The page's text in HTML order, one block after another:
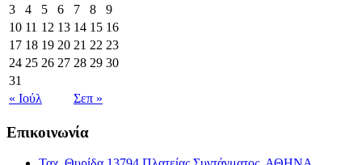
3
4 5 6 7 8
9
10 11 12 13 14 15 16
17 18 19 20 21 22 23
24 25 26 27 28 29 30
31
« Ιούλ
Σεπ »
Επικοινωνία